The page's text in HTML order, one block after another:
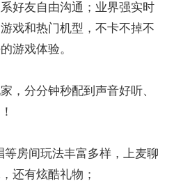
友自由沟通；业界强实时
戏和热门机型，不卡不掉不
游戏体验。
分分钟秒配到声音好听、
房间玩法丰富多样，上麦聊
还有炫酷礼物；